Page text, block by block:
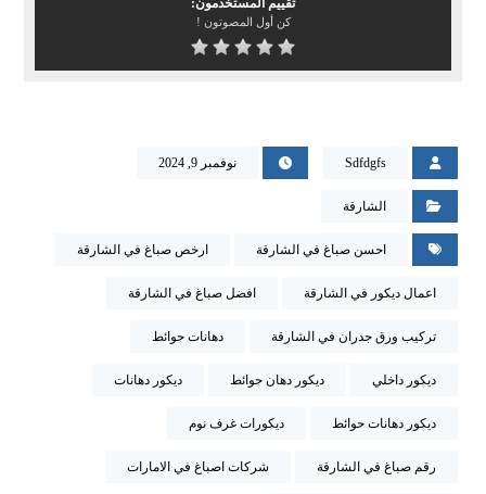
تقييم المستخدمون:
كن أول المصوتون !
Sdfdgfs نوفمبر 9, 2024
الشارقة
احسن صباغ في الشارقة ارخص صباغ في الشارقة
اعمال ديكور في الشارقة افضل صباغ في الشارقة
تركيب ورق جدران في الشارقة دهانات حوائط
ديكور داخلي ديكور دهان حوائط ديكور دهانات
ديكور دهانات حوائط ديكورات غرف نوم
رقم صباغ في الشارقة شركات اصباغ في الامارات